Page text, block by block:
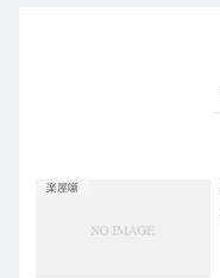
楽屋噺